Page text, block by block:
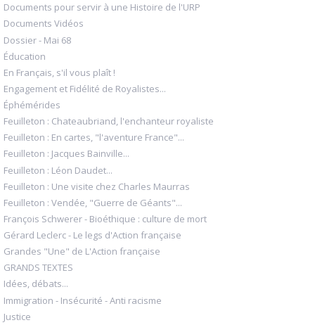
Documents pour servir à une Histoire de l'URP
Documents Vidéos
Dossier - Mai 68
Éducation
En Français, s'il vous plaît !
Engagement et Fidélité de Royalistes...
Éphémérides
Feuilleton : Chateaubriand, l'enchanteur royaliste
Feuilleton : En cartes, "l'aventure France"...
Feuilleton : Jacques Bainville...
Feuilleton : Léon Daudet...
Feuilleton : Une visite chez Charles Maurras
Feuilleton : Vendée, "Guerre de Géants"...
François Schwerer - Bioéthique : culture de mort
Gérard Leclerc - Le legs d'Action française
Grandes "Une" de L'Action française
GRANDS TEXTES
Idées, débats...
Immigration - Insécurité - Anti racisme
Justice